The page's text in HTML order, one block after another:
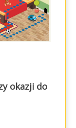
okazji do